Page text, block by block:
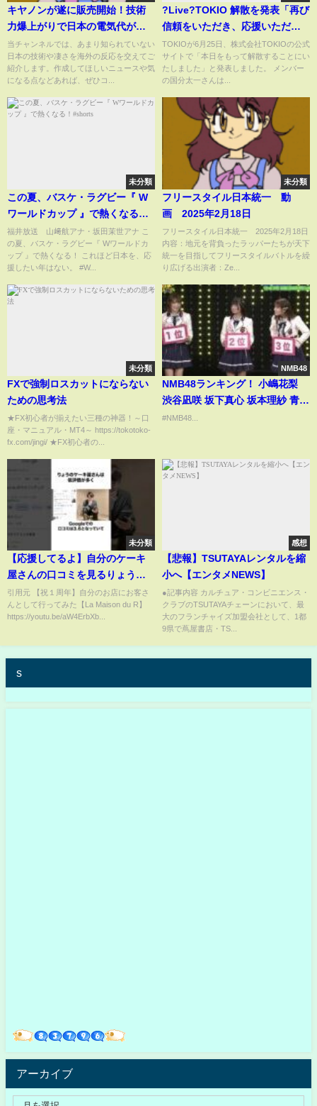
キヤノンが遂に販売開始！技術
力爆上がりで日本の電気代がと
んでもないことになる！？【海
外の反応】
当チャンネルでは、あまり知られていない
日本の技術や凄さを海外の反応を交えてご
紹介します。作成してほしいニュースや気
になる点などあれば、ぜひコ...
?Live?TOKIO 解散を発表「再び
信頼をいただき、応援いただく
ことは難しいと判断」
TOKIOが6月25日、株式会社TOKIOの公式
サイトで「本日をもって解散することにい
たしました」と発表しました。 メンバー
の国分太一さんは...
未分類
この夏、バスケ・ラグビー『 W
ワールドカップ 』で熱くなる！
#shorts
福井放送 山﨑航アナ・坂田茉世アナ こ
の夏、バスケ・ラグビー『 Wワールドカ
ップ 』で熱くなる！ これほど日本を、応
援したい年はない。 #W...
未分類
フリースタイル日本統一 動
画 2025年2月18日
フリースタイル日本統一 2025年2月18日
内容：地元を背負ったラッパーたちが天下
統一を目指してフリースタイルバトルを繰
り広げる出演者：Ze...
未分類
FXで強制ロスカットにならない
ための思考法
★FX初心者が揃えたい三種の神器！～口
座・マニュアル・MT4～ https://tokotoko-
fx.com/jingi/ ★FX初心者の...
NMB48
NMB48ランキング！ 小嶋花梨
渋谷凪咲 坂下真心 坂本理紗 青原
優花 二瓶愛美 ダブルヒガシ
#NMB48...
未分類
【応援してるよ】自分のケーキ
屋さんの口コミを見るりょうさ
ん#shorts #東海オンエア
引用元 【祝１周年】自分のお店にお客さ
んとして行ってみた【La Maison du R】
https://youtu.be/aW4ErbXb...
感想
【悲報】TSUTAYAレンタルを縮
小へ【エンタメNEWS】
●記事内容 カルチュア・コンビニエンス・
クラブのTSUTAYAチェーンにおいて、最
大のフランチャイズ加盟会社として、1都
9県で蔦屋書店・TS...
s
アーカイブ